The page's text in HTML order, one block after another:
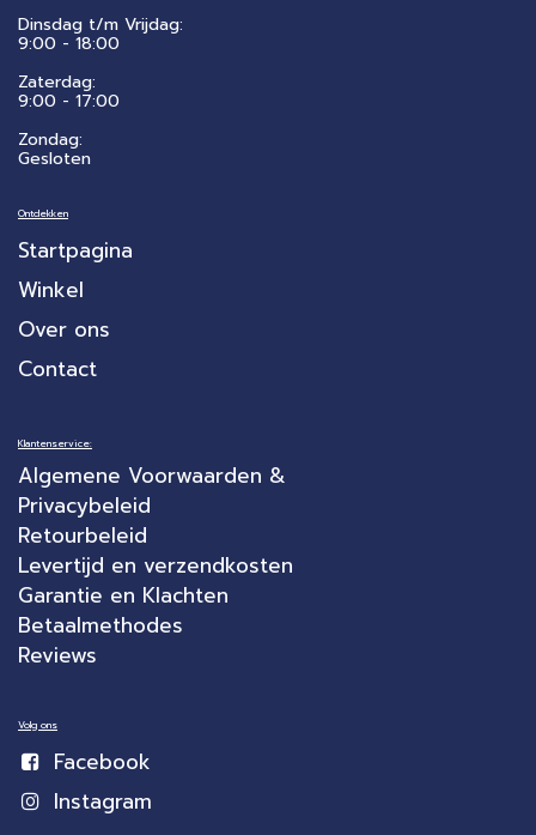
Dinsdag t/m Vrijdag:
9:00 - 18:00
Zaterdag:
​9:00 - 17:00
Zondag:
Gesloten
Ontdekken
Startpagina
Winkel
Over ons
Contact
Klantenservice:
Algemene Voorwaarden &
Privacybeleid
Retourbeleid
Levertijd en verzendkosten
Garantie en Klachten
Betaalmethodes
Reviews
Volg ons
Facebook
Instagram